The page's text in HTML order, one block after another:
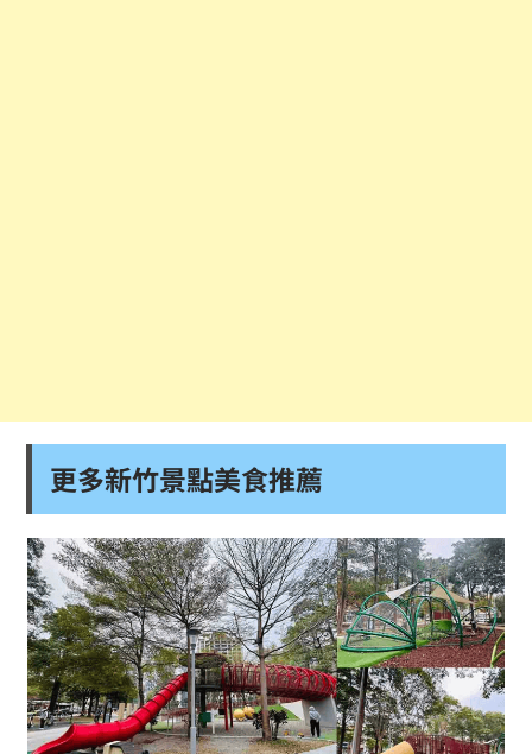
更多新竹景點美食推薦